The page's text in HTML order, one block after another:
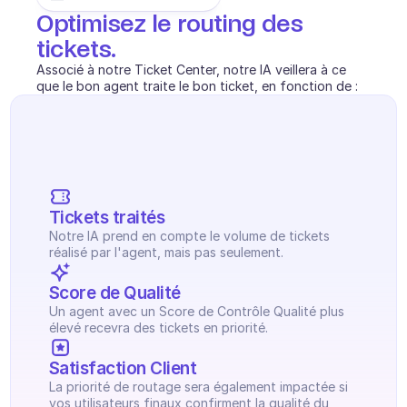
Optimisez le routing des
tickets.
Associé à notre Ticket Center, notre IA veillera à ce
que le bon agent traite le bon ticket, en fonction de :
Tickets traités
Notre IA prend en compte le volume de tickets
réalisé par l'agent, mais pas seulement.
Score de Qualité
Un agent avec un Score de Contrôle Qualité plus
élevé recevra des tickets en priorité.
Satisfaction Client
La priorité de routage sera également impactée si
vos utilisateurs finaux confirment la qualité du